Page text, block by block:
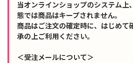
当オンラインショップのシステム上
態では商品はキープされません。
商品はご注文の確定時に、はじめて
承の上ご利用ください。
＜受注メールについて＞